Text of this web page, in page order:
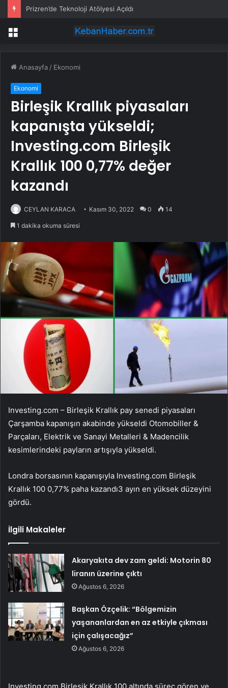
Prizren’de Teknoloji Atölyesi Açıldı
Menü
Anasayfa / Ekonomi
Ekonomi
Birleşik Krallık piyasaları
kapanışta yükseldi;
Investing.com Birleşik
Krallık 100 0,77% değer
kazandı
CEYLAN KARACA Kasım 30, 2022 0 14
1 dakika okuma süresi
Investing.com – Birleşik Krallık pay senedi piyasaları
Çarşamba kapanışın akabinde yükseldi Otomobiller &
Parçaları, Elektrik ve Sanayi Metalleri & Madencilik
kesimlerindeki payların artışıyla yükseldi.
Londra borsasının kapanışıyla Investing.com Birleşik
Krallık 100 0,77% paha kazandı3 ayın en yüksek düzeyini
gördü.
İlgili Makaleler
Akaryakıta dev zam geldi: Motorin 80
liranın üzerine çıktı
Ağustos 6, 2026
Başkan Özçelik: “Bölgemizin
yaşananlardan en az etkiyle çıkması
için çalışacağız”
Ağustos 6, 2026
Investing.com Birleşik Krallık 100 altında süreç gören ve